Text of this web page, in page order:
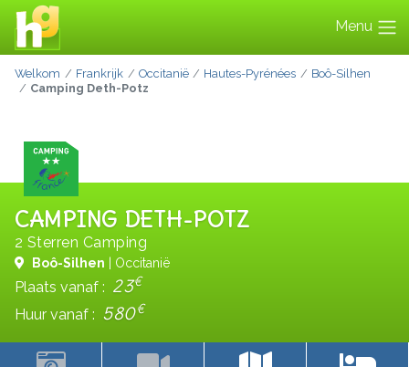
Menu
Welkom Frankrijk Occitanië Hautes-Pyrénées
Boô-Silhen
Camping Deth-Potz
CAMPING DETH-POTZ
2 Sterren Camping
Boô-Silhen | Occitanië
Plaats vanaf : 23€
Huur vanaf : 580€